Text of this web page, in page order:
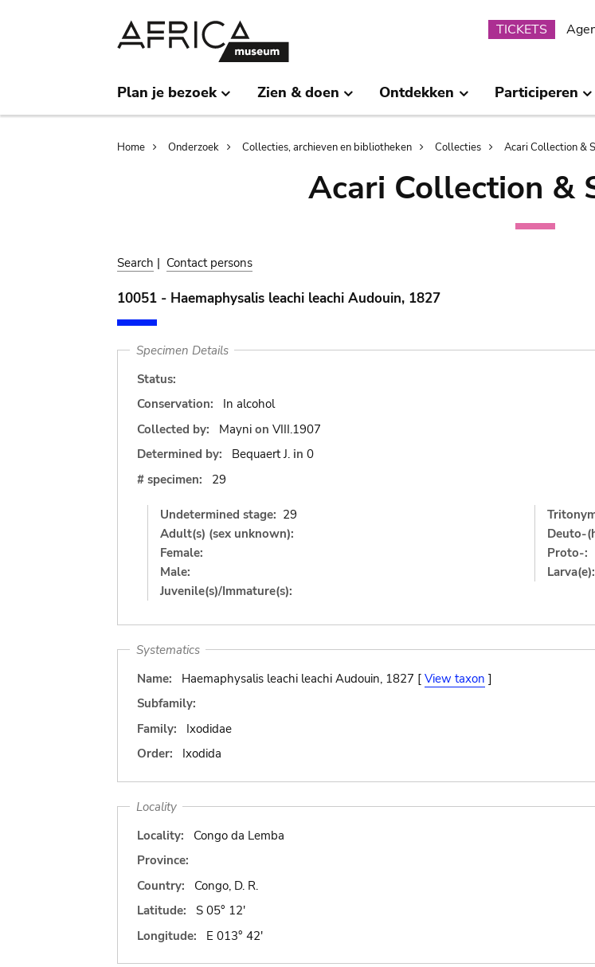
TICKETS
Plan je bezoek Zien & doen Ontdekken Participeren
Breadcrumb
Home Onderzoek Collecties, archieven en bibliotheken Collecties Acari Collection &
Acari Collection &
Search | Contact persons
10051 - Haemaphysalis leachi leachi Audouin, 1827
Specimen Details
Status:
Conservation:
In alcohol
Collected by:
Mayni on VIII.1907
Determined by:
Bequaert J. in 0
# specimen:
29
Undetermined stage: 29
Adult(s) (sex unknown):
Female:
Male:
Juvenile(s)/Immature(s):
Deuto-
Proto-:
Larva(e):
Systematics
Name:
Haemaphysalis leachi leachi Audouin, 1827 [ View taxon ]
Subfamily:
Family:
Ixodidae
Order:
Ixodida
Locality
Locality:
Congo da Lemba
Province:
Country:
Congo, D. R.
Latitude:
S 05° 12'
Longitude:
E 013° 42'